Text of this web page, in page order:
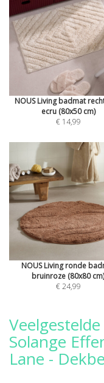
NOUS Living badmat
ecru (80x50 cm)
€ 14,99
NOUS Living ronde
bruinroze (80x80 cm)
€ 24,99
Solange
Lane -